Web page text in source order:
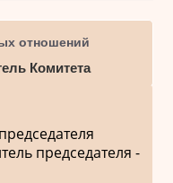
отношений
Комитета
председателя -